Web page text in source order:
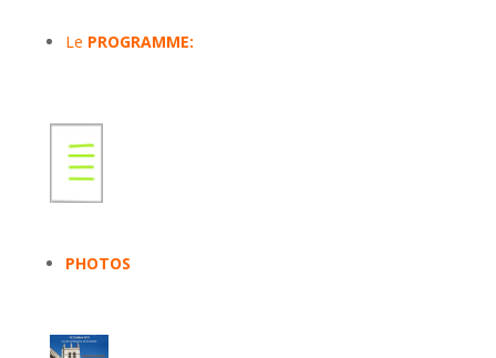
Le PROGRAMME:
PHOTOS